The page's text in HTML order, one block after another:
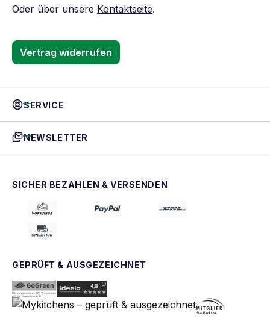
Oder über unsere Kontaktseite.
Vertrag widerrufen
SERVICE
NEWSLETTER
SICHER BEZAHLEN & VERSENDEN
GEPRÜFT & AUSGEZEICHNET